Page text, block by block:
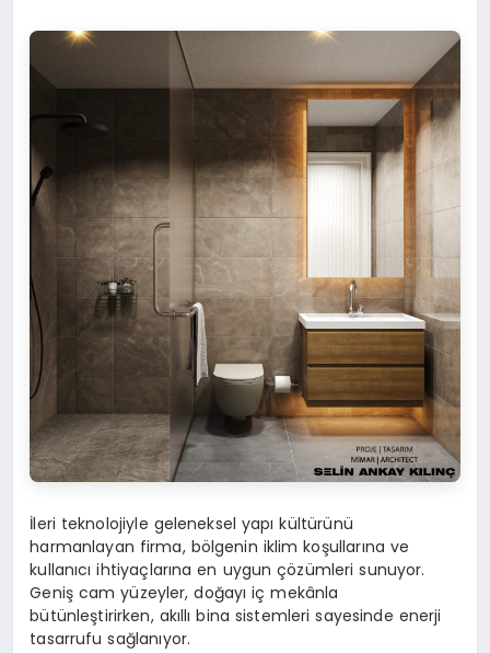
İleri teknolojiyle geleneksel yapı kültürünü
harmanlayan firma, bölgenin iklim koşullarına ve
kullanıcı ihtiyaçlarına en uygun çözümleri sunuyor.
Geniş cam yüzeyler, doğayı iç mekânla
bütünleştirirken, akıllı bina sistemleri sayesinde enerji
tasarrufu sağlanıyor.